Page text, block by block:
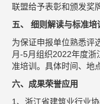
联盟给予表彰和颁发奖
五、 细则解读与标准培
为保证申报单位熟悉评
月-5月组织2022年度
准培训。具体时间、地
六、成果荣誉应用
1、浙江省建筑业行业